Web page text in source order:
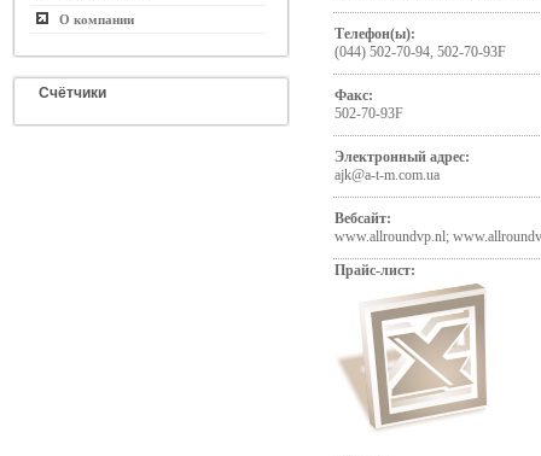
О компании
Счётчики
Телефон(ы):
(044) 502-70-94, 502-70-93F
Факс:
502-70-93F
Электронный адрес:
ajk@a-t-m.com.ua
Вебсайт:
www.allroundvp.nl;
Прайс-лист: